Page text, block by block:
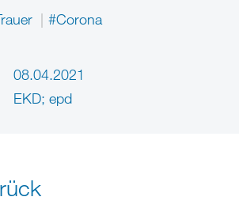
#Corona
08.04.2021
EKD; epd